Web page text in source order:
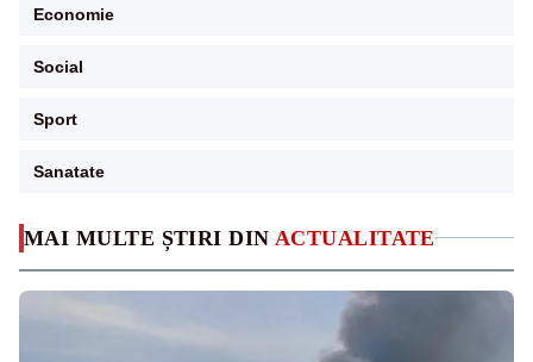
MAI MULTE ȘTIRI DIN ACTUALITATE
Economie
Social
Sport
Sanatate